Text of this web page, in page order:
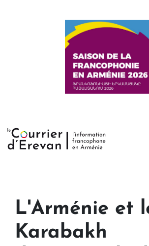
L'Arménie et
Karabakh